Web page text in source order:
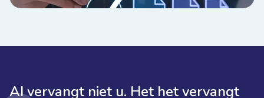
AI vervangt niet u. Het het vervangt